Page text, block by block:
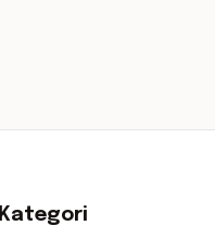
Kategori